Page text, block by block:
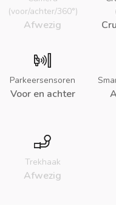
(voor/achter/360°)
Afwezig
Parkeersensoren
Voor en achter
Trekhaak
Afwezig